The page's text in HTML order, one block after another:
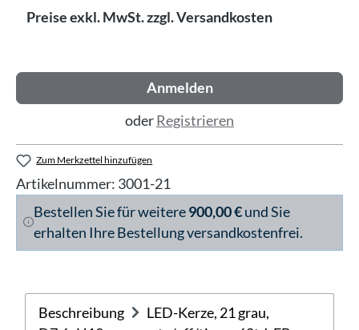
Preise exkl. MwSt. zzgl. Versandkosten
Anmelden
oderRegistrieren
Zum Merkzettel hinzufügen
Artikelnummer: 3001-21
Bestellen Sie für weitere900,00 €und Sie
erhalten Ihre Bestellung versandkostenfrei.
Beschreibung
LED-Kerze, 21 grau,